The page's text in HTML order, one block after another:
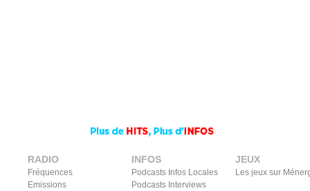
RADIO
Fréquences
Emissions
INFOS
Podcasts Infos Locales
Podcasts Interviews
JEUX
Les jeux sur